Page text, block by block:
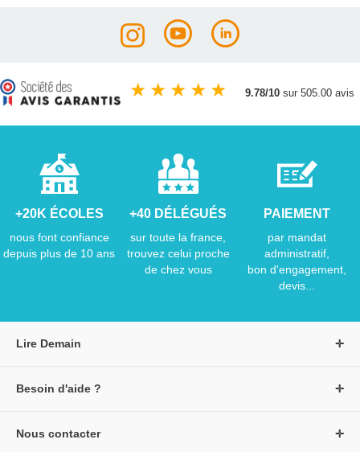
★ ★ ★ ★ ★ 9.78/10 sur 505.00 avis
+20K ÉCOLES
nous font confiance
depuis plus de 10 ans
+40 DÉLÉGUÉS
sur toute la france,
trouvez celui proche
de chez vous
PAIEMENT
par mandat
administratif,
bon d'engagement,
devis...
Lire Demain
Besoin d'aide ?
Nous contacter